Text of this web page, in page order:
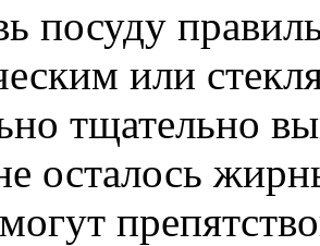
посуду
или
тщательно
осталось